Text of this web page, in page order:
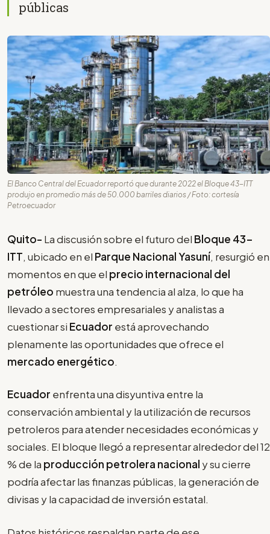
públicas
El Banco Central del Ecuador reportó que durante 2022 el Bloque 43-ITT
produjo en promedio más de 50.000 barriles diarios / Foto: cortesía
Petroecuador
Quito- La discusión sobre el futuro del Bloque 43-
ITT, ubicado en el Parque Nacional Yasuní, resurgió en
momentos en que el precio internacional del
petróleo muestra una tendencia al alza, lo que ha
llevado a sectores empresariales y analistas a
cuestionar si Ecuador está aprovechando
plenamente las oportunidades que ofrece el
mercado energético.
Ecuador enfrenta una disyuntiva entre la
conservación ambiental y la utilización de recursos
petroleros para atender necesidades económicas y
sociales. El bloque llegó a representar alrededor del 12
% de la producción petrolera nacional y su cierre
podría afectar las finanzas públicas, la generación de
divisas y la capacidad de inversión estatal.